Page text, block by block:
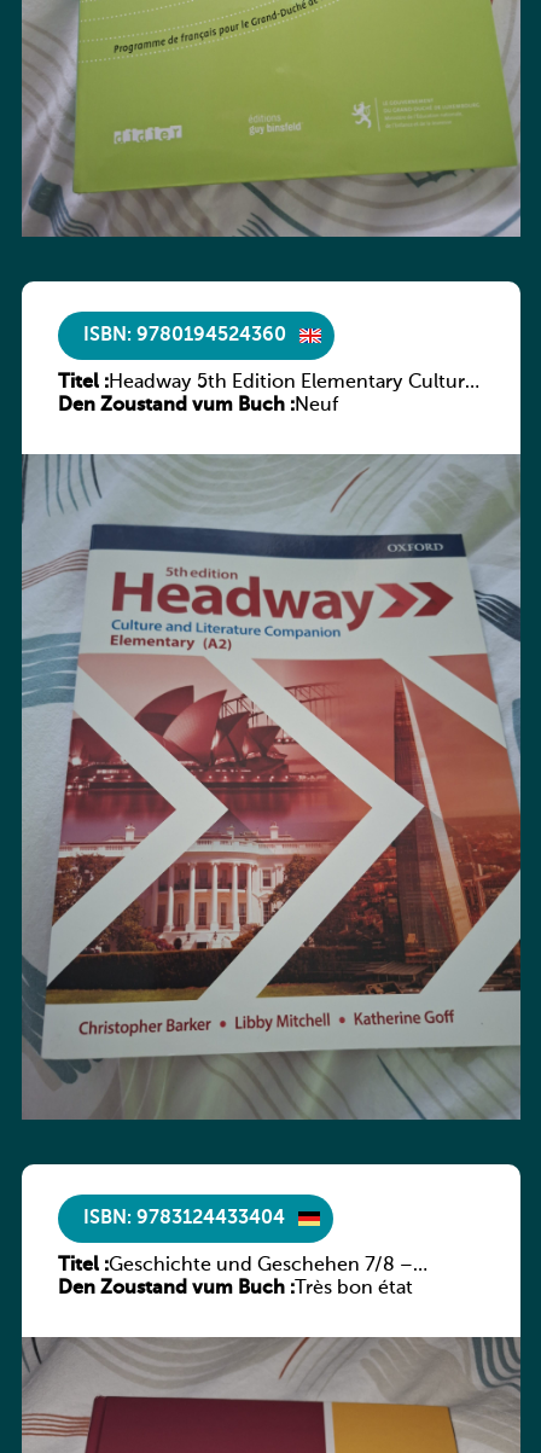
ISBN: 9780194524360
Titel :Headway 5th Edition Elementary Culture
and Literature Companion
Den Zoustand vum Buch :Neuf
ISBN: 9783124433404
Titel :Geschichte und Geschehen 7/8 –
Rheinland-Pfalz
Den Zoustand vum Buch :Très bon état